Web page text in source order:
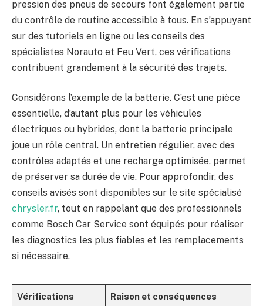
pression des pneus de secours font également partie
du contrôle de routine accessible à tous. En s’appuyant
sur des tutoriels en ligne ou les conseils des
spécialistes Norauto et Feu Vert, ces vérifications
contribuent grandement à la sécurité des trajets.
Considérons l’exemple de la batterie. C’est une pièce
essentielle, d’autant plus pour les véhicules
électriques ou hybrides, dont la batterie principale
joue un rôle central. Un entretien régulier, avec des
contrôles adaptés et une recharge optimisée, permet
de préserver sa durée de vie. Pour approfondir, des
conseils avisés sont disponibles sur le site spécialisé
chrysler.fr, tout en rappelant que des professionnels
comme Bosch Car Service sont équipés pour réaliser
les diagnostics les plus fiables et les remplacements
si nécessaire.
Vérifications
Raison et conséquences